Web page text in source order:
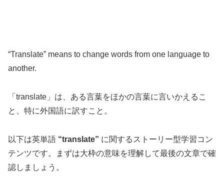
“Translate” means to change words from one language to
another.
「translate」は、ある言葉をほかの言葉に言いかえるこ
と、特に外国語に訳すこと。
以下は英単語 “translate” に関するストーリー型学習コン
テンツです。まずは大枠の意味を理解して最後の文章で確
認しましょう。